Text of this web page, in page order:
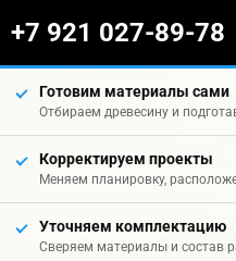
+7 921 027-89-78
Готовим материалы сами
Отбираем древесину и
Корректируем проекты
Меняем планировку,
Уточняем комплектацию
Сверяем материалы и состав